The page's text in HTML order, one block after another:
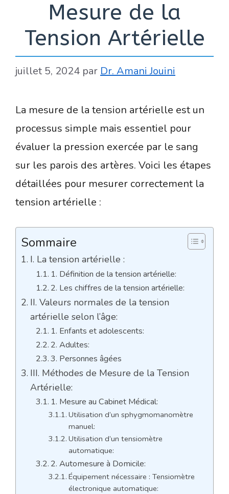
Mesure de la
Tension Artérielle
juillet 5, 2024 par Dr. Amani Jouini
La mesure de la tension artérielle est un
processus simple mais essentiel pour
évaluer la pression exercée par le sang
sur les parois des artères. Voici les étapes
détaillées pour mesurer correctement la
tension artérielle :
Sommaire
I. La tension artérielle :
1. Définition de la tension artérielle:
2. Les chiffres de la tension artérielle:
II. Valeurs normales de la tension
artérielle selon l’âge:
1. Enfants et adolescents:
2. Adultes:
3. Personnes âgées
III. Méthodes de Mesure de la Tension
Artérielle:
1. Mesure au Cabinet Médical:
Utilisation d’un sphygmomanomètre
manuel:
Utilisation d’un tensiomètre
automatique:
2. Automesure à Domicile:
Équipement nécessaire : Tensiomètre
électronique automatique: